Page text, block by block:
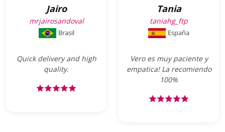
Jairo
mrjairosandoval
Brasil
Quick delivery and high
quality.
Tania
taniahg_ftp
España
Vero es muy paciente y
empatica! La recomiendo
100%